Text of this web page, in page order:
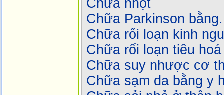
Chữa nhọt
Chữa Parkinson
Chữa rối loạn kinh
Chữa rối loạn tiêu
Chữa suy nhược cơ
Chữa sạm da bằng y